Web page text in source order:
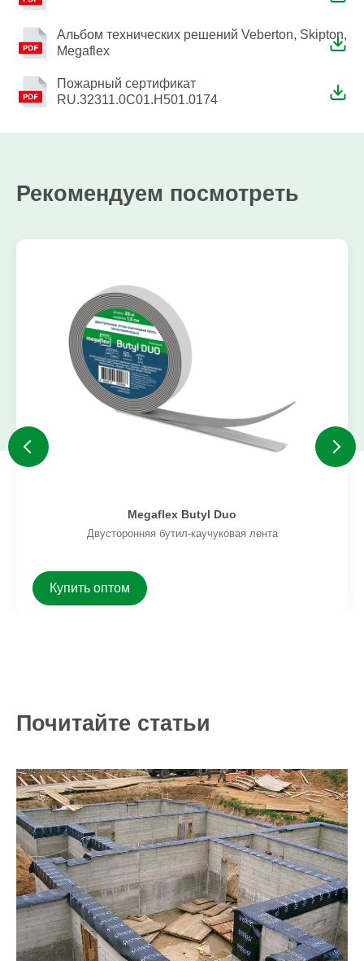
Альбом технических решений Veberton, Skipton,
Megaflex
Пожарный сертификат
RU.32311.0C01.H501.0174
Рекомендуем посмотреть
Megaflex Butyl Duo
Двусторонняя бутил-каучуковая лента
Купить оптом
Почитайте статьи